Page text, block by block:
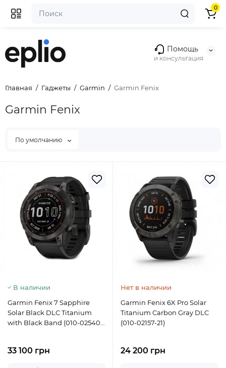
Помощь
и консультация
0
Главная Гаджеты Garmin Garmin Fenix
Garmin Fenix
По умолчанию
В наличии
Garmin Fenix 7 Sapphire
Solar Black DLC Titanium
with Black Band (010-02540-
33 100 грн
Нет в наличии
Garmin Fenix 6X Pro Solar
Titanium Carbon Gray DLC
(010-02157-21)
24 200 грн